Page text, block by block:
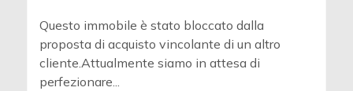
Questo immobile è stato bloccato dalla
proposta di acquisto vincolante di un altro
cliente.Attualmente siamo in attesa di
perfezionare...